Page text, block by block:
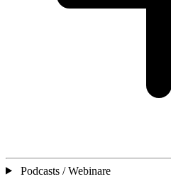
Podcasts / Webinare